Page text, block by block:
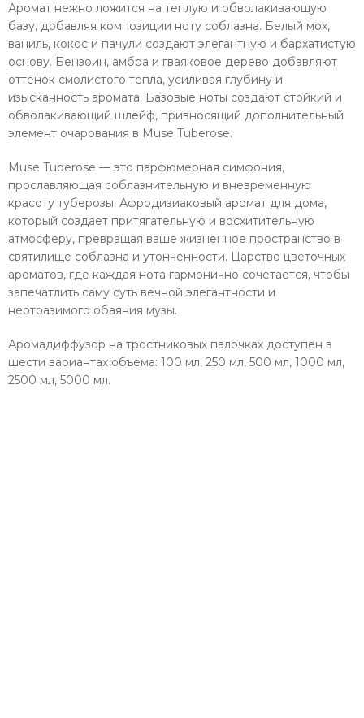
Аромат нежно ложится на теплую и обволакивающую
базу, добавляя композиции ноту соблазна. Белый мох,
ваниль, кокос и пачули создают элегантную и бархатистую
основу. Бензоин, амбра и гваяковое дерево добавляют
оттенок смолистого тепла, усиливая глубину и
изысканность аромата. Базовые ноты создают стойкий и
обволакивающий шлейф, привносящий дополнительный
элемент очарования в Muse Tuberose.
Muse Tuberose — это парфюмерная симфония,
прославляющая соблазнительную и вневременную
красоту туберозы. Афродизиаковый аромат для дома,
который создает притягательную и восхитительную
атмосферу, превращая ваше жизненное пространство в
святилище соблазна и утонченности. Царство цветочных
ароматов, где каждая нота гармонично сочетается, чтобы
запечатлить саму суть вечной элегантности и
неотразимого обаяния музы.
Аромадиффузор на тростниковых палочках доступен в
шести вариантах объема: 100 мл, 250 мл, 500 мл, 1000 мл,
2500 мл, 5000 мл.